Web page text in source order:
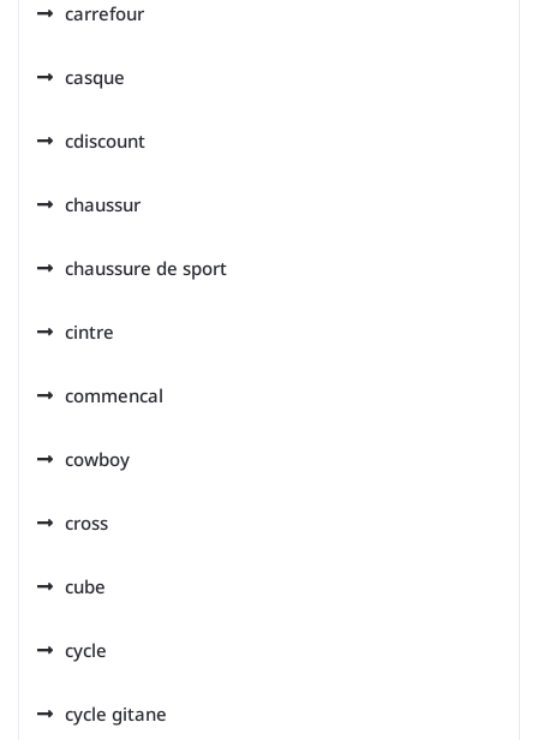
carrefour
casque
cdiscount
chaussur
chaussure de sport
cintre
commencal
cowboy
cross
cube
cycle
cycle gitane